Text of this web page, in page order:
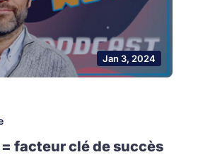
Jan 3, 2024
= facteur clé de succès